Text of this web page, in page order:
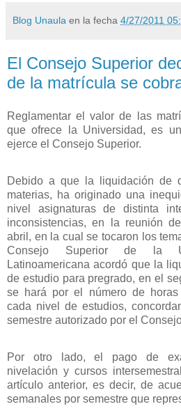
Blog Unaula en la fecha 4/27/2011
El Consejo Superior
de la matrícula se
Reglamentar el valor de las
que ofrece la Universidad, es
ejerce el Consejo Superior.
Debido a que
la liquidación de
materias, ha originado una
nivel asignaturas de distinta
inconsistencias, en la reunión
abril, en la cual se tocaron los
Consejo Superior de la
Latinoamericana acordó que la
de estudio para pregrado, en el
se hará por el número de horas
cada nivel de estudios,
semestre autorizado por el
Por otro lado, el pago de
nivelación y cursos
artículo anterior, es decir, de
semanales por semestre que